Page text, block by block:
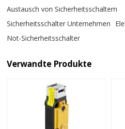
Austausch von Sicherheitsschaltern
Sicherheitsschalter Unternehmen
Not-Sicherheitsschalter
Verwandte Produkte